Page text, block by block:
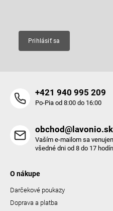
Prihlásiť sa
+421 940 995 209
Po-Pia od 8:00 do 16:00
obchod@lavonio.sk
Vaším e-mailom sa
všedné dni od 8 do 17 hodín
O nákupe
Darčekové poukazy
Doprava a platba